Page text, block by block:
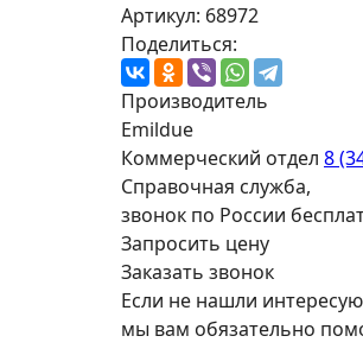
Артикул: 68972
Поделиться:
Производитель
Emildue
Коммерческий отдел 8
Справочная служба,
звонок по России
Запросить цену
Заказать звонок
Если не нашли
мы вам обязательно